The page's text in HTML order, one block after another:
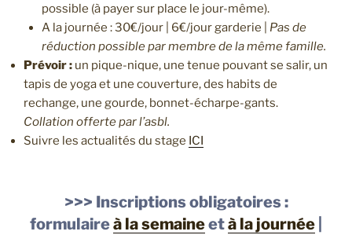
possible (à payer sur place le jour-même).
A la journée : 30€/jour | 6€/jour garderie | Pas de
réduction possible par membre de la même famille.
Prévoir : un pique-nique, une tenue pouvant se salir, un
tapis de yoga et une couverture, des habits de
rechange, une gourde, bonnet-écharpe-gants.
Collation offerte par l’asbl.
Suivre les actualités du stage ICI
>>> Inscriptions obligatoires :
formulaireà la semaineetà la journée